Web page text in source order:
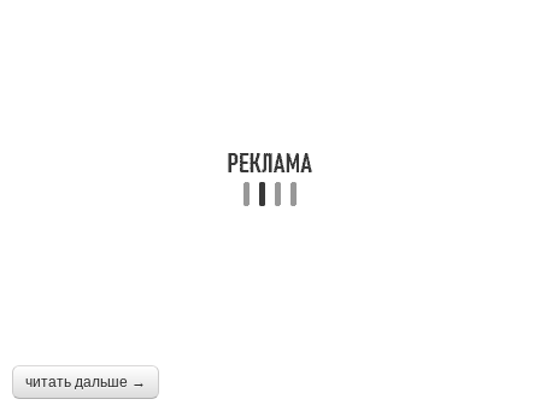
читать дальше →